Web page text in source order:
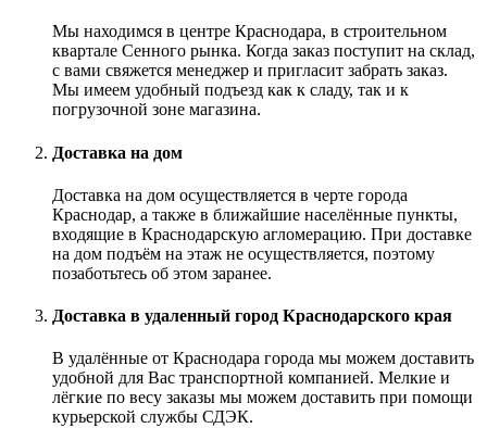
Мы находимся в центре Краснодара, в строительном
квартале Сенного рынка. Когда заказ поступит на склад,
с вами свяжется менеджер и пригласит забрать заказ.
Мы имеем удобный подъезд как к сладу, так и к
погрузочной зоне магазина.
Доставка на дом
Доставка на дом осуществляется в черте города
Краснодар, а также в ближайшие населённые пункты,
входящие в Краснодарскую агломерацию. При доставке
на дом подъём на этаж не осуществляется, поэтому
позаботьтесь об этом заранее.
Доставка в удаленный город Краснодарского края
В удалённые от Краснодара города мы можем доставить
удобной для Вас транспортной компанией. Мелкие и
лёгкие по весу заказы мы можем доставить при помощи
курьерской службы СДЭК.